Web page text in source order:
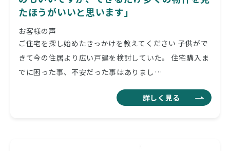
たほうがいいと思います」
お客様の声
ご住宅を探し始めたきっかけを教えてください 子供がで
きて今の住居より広い戸建を検討していた。 住宅購入ま
でに困った事、不安だった事はありまし…
詳しく見る